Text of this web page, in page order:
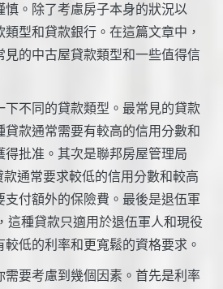
慎。除了考慮房子本身的狀況以
型和貸款銀行。在這篇文章中，
見的中古屋貸款類型和一些值得信
不同的貸款類型。最常見的貸款
款通常需要有較高的信用分數和
批准。其次是聯邦房屋管理局
款通常要求較低的信用分數和較高
支付額外的保險費。最後是退伍軍
這種貸款只適用於退伍軍人和現役
低的利率和更寬鬆的資格要求。
需要考慮到幾個因素。首先是利率